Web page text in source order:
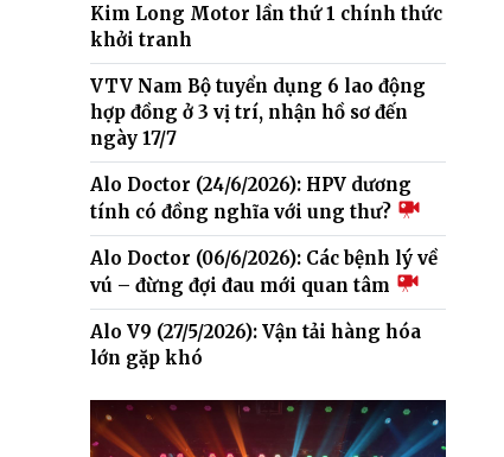
Kim Long Motor lần thứ 1 chính thức
khởi tranh
VTV Nam Bộ tuyển dụng 6 lao động
hợp đồng ở 3 vị trí, nhận hồ sơ đến
ngày 17/7
Alo Doctor (24/6/2026): HPV dương
tính có đồng nghĩa với ung thư?
Alo Doctor (06/6/2026): Các bệnh lý về
vú – đừng đợi đau mới quan tâm
Alo V9 (27/5/2026): Vận tải hàng hóa
lớn gặp khó